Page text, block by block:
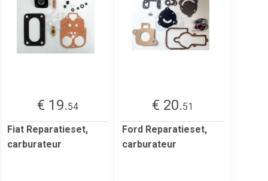
€ 19.54
Fiat Reparatieset,
carburateur
€ 20.51
Ford Reparatieset,
carburateur